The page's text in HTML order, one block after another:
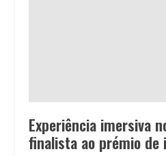
Experiência imersiva
finalista ao prémio